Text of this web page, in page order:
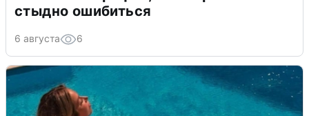
стыдно ошибиться
6 августа 6